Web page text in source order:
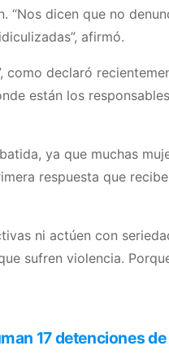
dicen que no
afirmó.
declaró
están los
ya que muchas
respuesta que
ni actúen con
sufren violencia.
17 detenciones